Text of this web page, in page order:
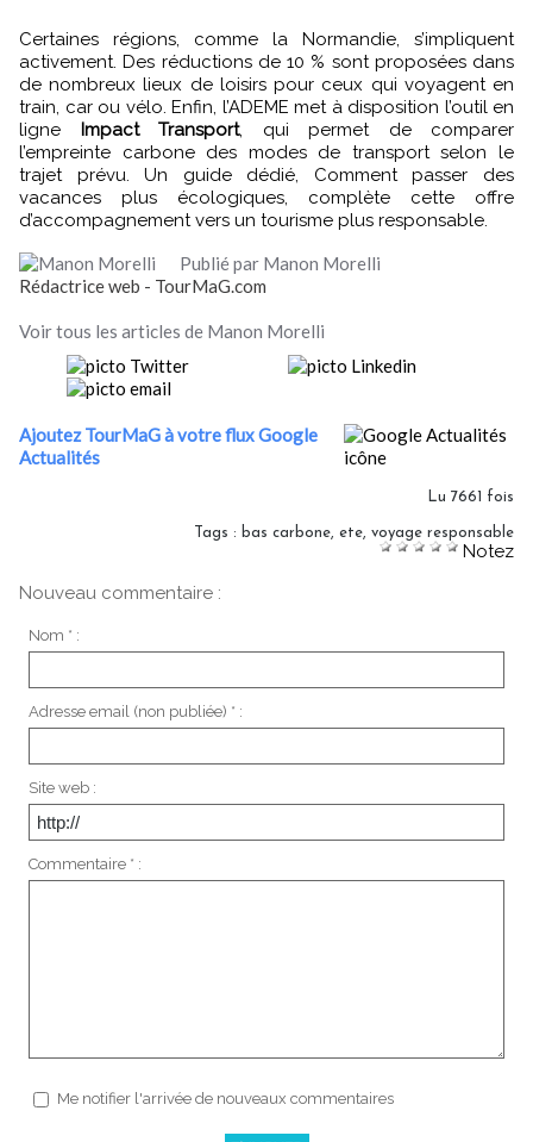
Certaines régions, comme la Normandie, s’impliquent
activement. Des réductions de 10 % sont proposées dans
de nombreux lieux de loisirs pour ceux qui voyagent en
train, car ou vélo. Enfin, l’ADEME met à disposition l’outil en
ligne Impact Transport, qui permet de comparer
l’empreinte carbone des modes de transport selon le
trajet prévu. Un guide dédié, Comment passer des
vacances plus écologiques, complète cette offre
d’accompagnement vers un tourisme plus responsable.
Publié par Manon Morelli
Rédactrice web - TourMaG.com
Voir tous les articles de Manon Morelli
Ajoutez TourMaG à votre flux Google
Actualités
Lu 7661 fois
Tags : bas carbone, ete, voyage responsable
Notez
Nouveau commentaire :
Nom * :
Adresse email (non publiée) * :
Site web :
Commentaire * :
Me notifier l'arrivée de nouveaux commentaires